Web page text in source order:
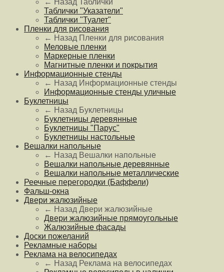
← Назад Таблички
Таблички "Указатели"
Таблички "Туалет"
Пленки для рисования
← Назад Пленки для рисования
Меловые пленки
Маркерные пленки
Магнитные пленки и покрытия
Информационные стенды
← Назад Информационные стенды
Информационные стенды уличные
Буклетницы
← Назад Буклетницы
Буклетницы деревянные
Буклетницы "Парус"
Буклетницы настольные
Вешалки напольные
← Назад Вешалки напольные
Вешалки напольные деревянные
Вешалки напольные металлические
Реечные перегородки (Баффели)
Фальш-окна
Двери жалюзийные
← Назад Двери жалюзийные
Двери жалюзийные прямоугольные
Жалюзийные фасады
Доски пожеланий
Рекламные наборы
Реклама на велосипедах
← Назад Реклама на велосипедах